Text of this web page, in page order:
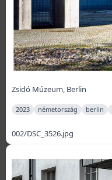
Zsidó Múzeum, Berlin
2023 németország berlin
002/DSC_3526.jpg